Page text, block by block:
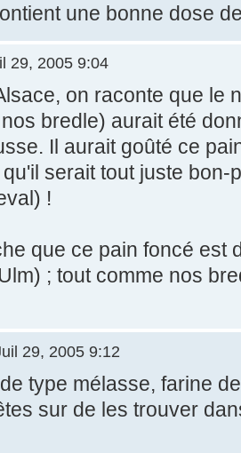
une bonne dose
29, 2005 9:04
on raconte que le
bredle) aurait été
Il aurait goûté ce
serait tout juste
!
que ce pain foncé est
; tout comme nos
29, 2005 9:12
type mélasse, farine
sur de les trouver